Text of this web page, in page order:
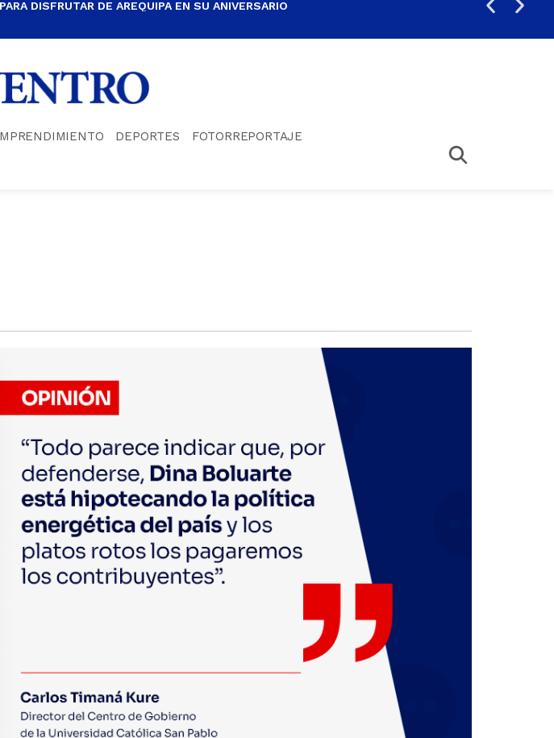
DISFRUTAR DE AREQUIPA EN SU ANIVERSARIO
DEPORTES FOTORREPORTAJE